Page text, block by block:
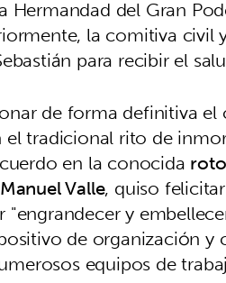
Hermandad del Gran
la comitiva
para recibir el
de forma definitiva
tradicional rito de
en la conocida
Valle, quiso
y
de organización
equipos de